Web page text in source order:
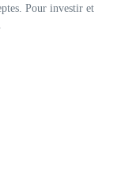
Pour investir et